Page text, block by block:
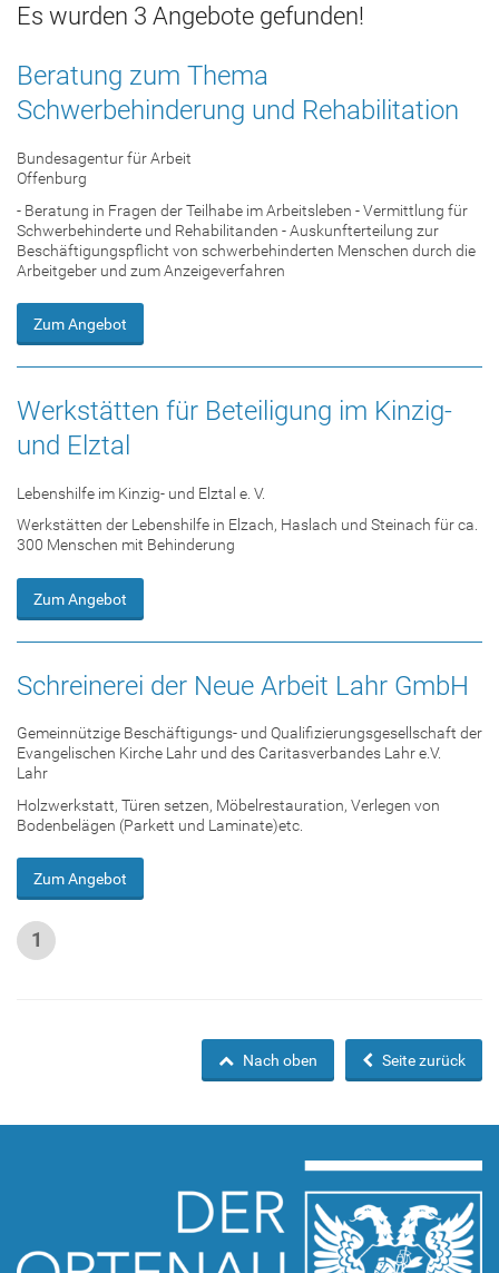
Es wurden 3 Angebote gefunden!
Beratung zum Thema
Schwerbehinderung und Rehabilitation
Bundesagentur für Arbeit
Offenburg
- Beratung in Fragen der Teilhabe im Arbeitsleben - Vermittlung für
Schwerbehinderte und Rehabilitanden - Auskunfterteilung zur
Beschäftigungspflicht von schwerbehinderten Menschen durch die
Arbeitgeber und zum Anzeigeverfahren
Zum Angebot
Werkstätten für Beteiligung im Kinzig-
und Elztal
Lebenshilfe im Kinzig- und Elztal e. V.
Werkstätten der Lebenshilfe in Elzach, Haslach und Steinach für ca.
300 Menschen mit Behinderung
Zum Angebot
Schreinerei der Neue Arbeit Lahr GmbH
Gemeinnützige Beschäftigungs- und Qualifizierungsgesellschaft der
Evangelischen Kirche Lahr und des Caritasverbandes Lahr e.V.
Lahr
Holzwerkstatt, Türen setzen, Möbelrestauration, Verlegen von
Bodenbelägen (Parkett und Laminate)etc.
Zum Angebot
1
Seite zurück
Nach oben